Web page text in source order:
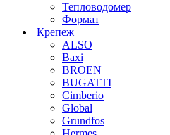
Тепловодомер
Формат
Крепеж
ALSO
Baxi
BROEN
BUGATTI
Cimberio
Global
Grundfos